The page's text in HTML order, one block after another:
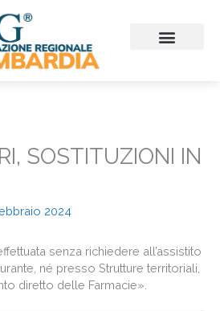
SOSTITUZIONI IN
2024
senza richiedere all’assistito
né presso Strutture territoriali,
diretto delle Farmacie».